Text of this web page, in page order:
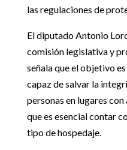
las regulaciones de
El diputado Antonio
comisión legislativa y
señala que el objetivo
capaz de salvar la
personas en lugares
que es esencial contar
tipo de hospedaje.